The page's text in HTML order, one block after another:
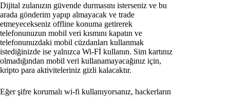
Dijital zulanızın güvende durmasını isterseniz ve bu
arada gönderim yapıp almayacak ve trade
etmeyecekseniz offline konuma getirerek
telefonunuzun mobil veri kısmını kapatın ve
telefonunuzdaki mobil cüzdanları kullanmak
istediğinizde ise yalnızca Wi-Fİ kullanın. Sim kartınız
olmadığından mobil veri kullanamayacağınız için,
kripto para aktiviteleriniz gizli kalacaktır.
Eğer şifre korumalı wi-fi kullanıyorsanız, hackerların